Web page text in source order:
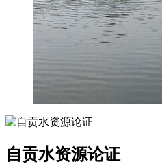
自贡水资源论证